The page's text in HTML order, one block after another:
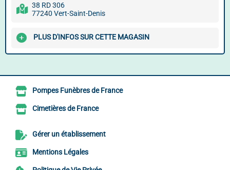
38 RD 306
77240 Vert-Saint-Denis
PLUS D'INFOS SUR CETTE MAGASIN
Pompes Funèbres de France
Cimetières de France
Gérer un établissement
Mentions Légales